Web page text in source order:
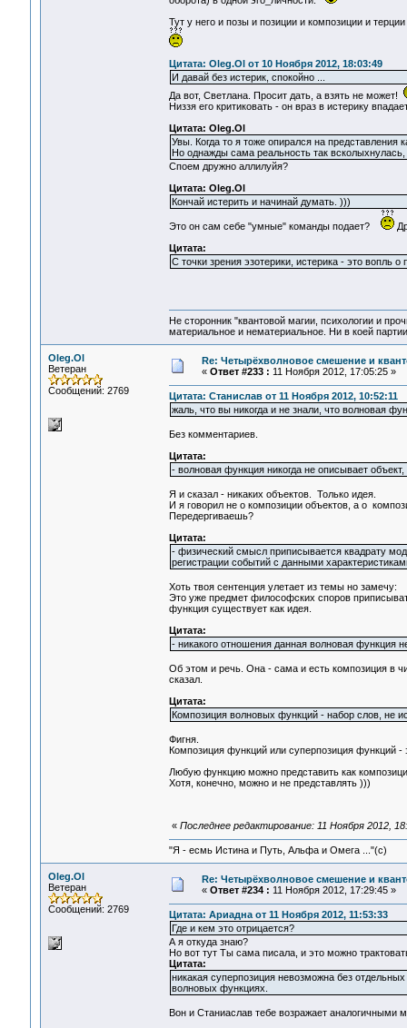
Тут у него и позы и позиции и композиции и
Цитата: Oleg.Ol от 10 Ноября 2012, 18:03:49
И давай без истерик, спокойно ...
Да вот, Светлана. Просит дать, а взять не может!
Низзя его критиковать - он враз в истерику
Цитата: Oleg.Ol
Увы. Когда то я тоже опирался на представления
Но однажды сама реальность так
Споем дружно аллилуйя?
Цитата: Oleg.Ol
Кончай истерить и начинай думать. )))
Это он сам себе "умные" команды подает?
Цитата:
С точки зрения эзотерики, истерика - это вопль
Не сторонник "квантовой магии, психологии и
материальное и нематериальное. Ни в коей
Oleg.Ol
Ветеран
Сообщений: 2769
Re: Четырёхволновое смешение и
« Ответ #233 : 11 Ноября 2012, 17:05:25 »
Цитата: Станислав от 11 Ноября 2012, 10:52:11
жаль, что вы никогда и не знали, что волновая
Без комментариев.
Цитата:
- волновая функция никогда не описывает
Я и сказал - никаких объектов. Только идея.
И я говорил не о композиции объектов, а о
Передергиваешь?
Цитата:
- физический смысл приписывается квадрату
регистрации событий с данными
Хоть твоя сентенция улетает из темы но замечу:
Это уже предмет философских споров
функция существует как идея.
Цитата:
- никакого отношения данная волновая функция
Об этом и речь. Она - сама и есть композиция в
сказал.
Цитата:
Композиция волновых функций - набор слов, не
Фигня.
Композиция функций или суперпозиция функций
Любую функцию можно представить как
Хотя, конечно, можно и не представлять )))
« Последнее редактирование: 11 Ноября 2012,
"Я - есмь Истина и Путь, Альфа и Омега ..."(с)
Oleg.Ol
Ветеран
Сообщений: 2769
Re: Четырёхволновое смешение и
« Ответ #234 : 11 Ноября 2012, 17:29:45 »
Цитата: Ариадна от 11 Ноября 2012, 11:53:33
Где и кем это отрицается?
А я откуда знаю?
Но вот тут Ты сама писала, и это можно
Цитата:
никакая суперпозиция невозможна без
волновых функциях.
Вон и Станиаслав тебе возражает аналогичными